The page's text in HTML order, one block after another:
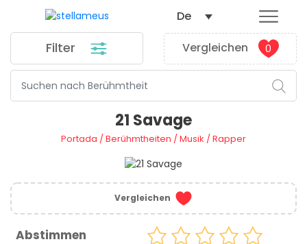
Filter Vergleichen 0
De
21 Savage
Portada /Berühmtheiten /Musik /Rapper
Vergleichen
Abstimmen